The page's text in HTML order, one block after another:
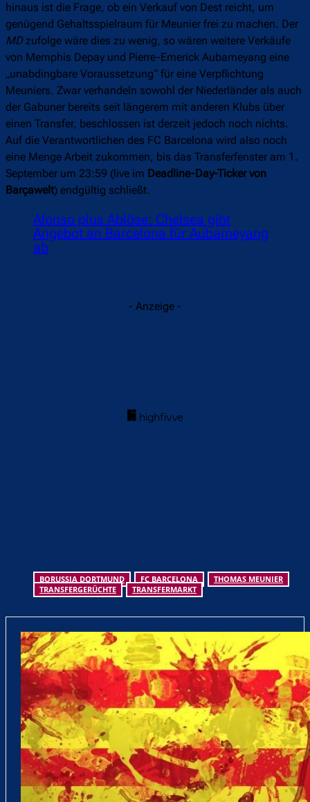
hinaus ist die Frage, ob ein Verkauf von Dest reicht, um
genügend Gehaltsspielraum für Meunier frei zu machen. Der
MDzufolge wäre dies zu wenig, so wären weitere Verkäufe
von Memphis Depay und Pierre-Emerick Aubameyang eine
„unabdingbare Voraussetzung“ für eine Verpflichtung
Meuniers. Zwar verhandeln sowohl der Niederländer als auch
der Gabuner bereits seit längerem mit anderen Klubs über
einen Transfer, beschlossen ist derzeit jedoch noch nichts.
Auf die Verantwortlichen des FC Barcelona wird also noch
eine Menge Arbeit zukommen, bis das Transferfenster am 1.
September um 23:59 (live im Deadline-Day-Ticker von
Barçawelt) endgültig schließt.
Alonso plus Ablöse: Chelsea gibt
Angebot an Barcelona für Aubameyang
ab
- Anzeige -
BORUSSIA DORTMUND FC BARCELONA
THOMAS MEUNIER
TRANSFERGERÜCHTE
TRANSFERMARKT